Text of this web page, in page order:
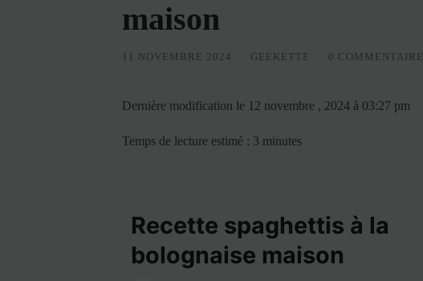
maison
11 NOVEMBRE 2024 GEEKETTE 0 COMMENTAIRE
Dernière modification le 12 novembre , 2024 à 03:27 pm
Temps de lecture estimé : 3 minutes
Recette spaghettis à la
bolognaise maison